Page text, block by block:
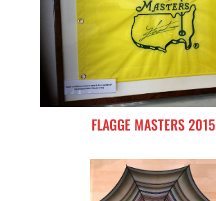
FLAGGE MASTERS 2015